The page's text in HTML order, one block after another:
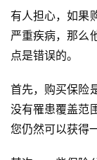
有人担心，如果
严重疾病，那么
点是错误的。
首先，购买保险
没有罹患覆盖范
您仍然可以获得